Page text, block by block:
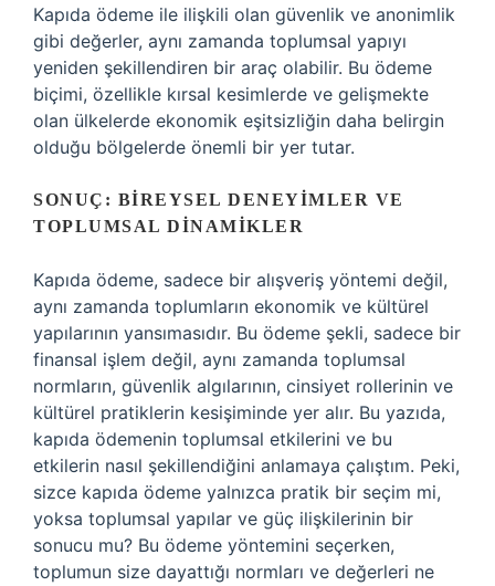
Kapıda ödeme ile ilişkili olan güvenlik ve anonimlik
gibi değerler, aynı zamanda toplumsal yapıyı
yeniden şekillendiren bir araç olabilir. Bu ödeme
biçimi, özellikle kırsal kesimlerde ve gelişmekte
olan ülkelerde ekonomik eşitsizliğin daha belirgin
olduğu bölgelerde önemli bir yer tutar.
SONUÇ: BIREYSEL DENEYIMLER VE
TOPLUMSAL DINAMIKLER
Kapıda ödeme, sadece bir alışveriş yöntemi değil,
aynı zamanda toplumların ekonomik ve kültürel
yapılarının yansımasıdır. Bu ödeme şekli, sadece bir
finansal işlem değil, aynı zamanda toplumsal
normların, güvenlik algılarının, cinsiyet rollerinin ve
kültürel pratiklerin kesişiminde yer alır. Bu yazıda,
kapıda ödemenin toplumsal etkilerini ve bu
etkilerin nasıl şekillendiğini anlamaya çalıştım. Peki,
sizce kapıda ödeme yalnızca pratik bir seçim mi,
yoksa toplumsal yapılar ve güç ilişkilerinin bir
sonucu mu? Bu ödeme yöntemini seçerken,
toplumun size dayattığı normları ve değerleri ne